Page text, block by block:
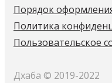
Порядок
Политика
Пользовательское
Дхаба © 2019-2022